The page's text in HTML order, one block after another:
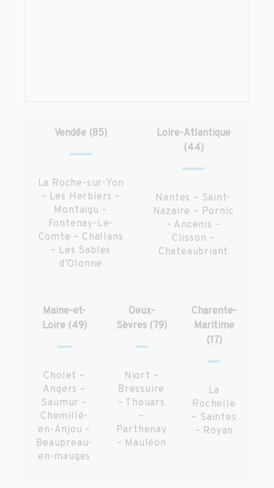
Vendée (85)
La Roche-sur-Yon
– Les Herbiers –
Montaigu –
Fontenay-Le-
Comte – Challans
– Les Sables
d’Olonne
Loire-Atlantique
(44)
Nantes – Saint-
Nazaire – Pornic
– Ancenis –
Clisson –
Chateaubriant
Maine-et-
Loire (49)
Cholet –
Angers –
Saumur –
Chemillé-
en-Anjou –
Beaupreau-
en-mauges
Deux-
Sèvres (79)
Niort –
Bressuire
– Thouars
–
Parthenay
– Mauléon
Charente-
Maritime
(17)
La
Rochelle
– Saintes
– Royan